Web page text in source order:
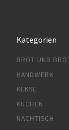
Kategorien
BROT UND
HANDWERK
KEKSE
KUCHEN
NACHTISCH